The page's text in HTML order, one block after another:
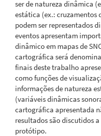
ser de natureza dinâmica
estática (ex.: cruzamentos
podem ser representados
eventos apresentam
dinâmico em mapas de
cartográfica será
finais deste trabalho
como funções de
informações de natureza
(variáveis dinâmicas
cartográfica apresentada
resultados são discutidos
protótipo.